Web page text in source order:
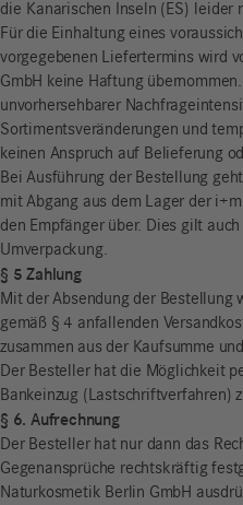
die Kanarischen Inseln (ES) leider
Für die Einhaltung eines
vorgegebenen Liefertermins wird
GmbH keine Haftung
unvorhersehbarer
Sortimentsveränderungen und
keinen Anspruch auf Belieferung
Bei Ausführung der Bestellung
mit Abgang aus dem Lager der
den Empfänger über. Dies gilt
Umverpackung.
§ 5 Zahlung
Mit der Absendung der Bestellung
gemäß § 4 anfallenden
zusammen aus der Kaufsumme
Der Besteller hat die Möglichkeit
Bankeinzug (Lastschriftverfahren)
§ 6. Aufrechnung
Der Besteller hat nur dann das
Gegenansprüche rechtskräftig
Naturkosmetik Berlin GmbH